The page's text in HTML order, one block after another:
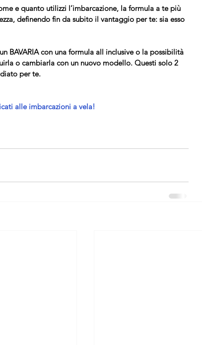
e quanto utilizzi l’imbarcazione, la formula a te più
definendo fin da subito il vantaggio per te: sia esso
BAVARIA con una formula all inclusive o la possibilità
o cambiarla con un nuovo modello. Questi solo 2
per te.
alle imbarcazioni a vela!